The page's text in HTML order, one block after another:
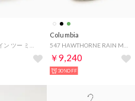
マイレージ レイン ツー ミッド ウォータープルーフ 防水スニーカー （フォッシルパターン）
Columbia
547 HAWTHORNE RAIN M 007030 （モスグリーン）
￥9,240
30%OFF